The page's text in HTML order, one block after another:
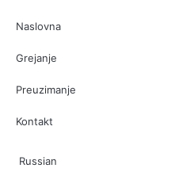
Naslovna
Grejanje
Preuzimanje
Kontakt
Russian